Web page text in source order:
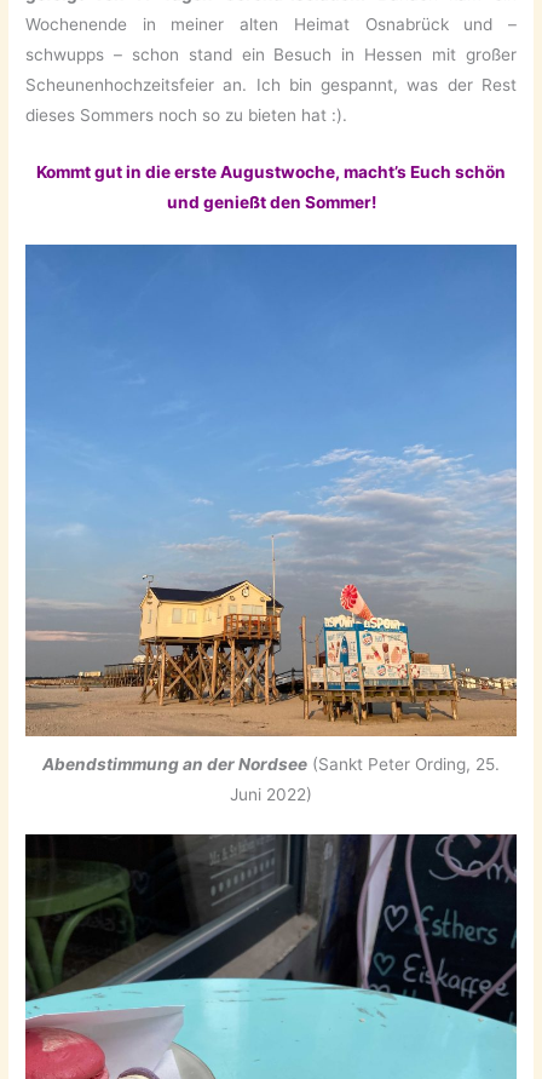
Wochenende in meiner alten Heimat Osnabrück und –
schwupps – schon stand ein Besuch in Hessen mit großer
Scheunenhochzeitsfeier an. Ich bin gespannt, was der Rest
dieses Sommers noch so zu bieten hat :).
Kommt gut in die erste Augustwoche, macht’s Euch schön
und genießt den Sommer!
Abendstimmung an der Nordsee (Sankt Peter Ording, 25.
Juni 2022)